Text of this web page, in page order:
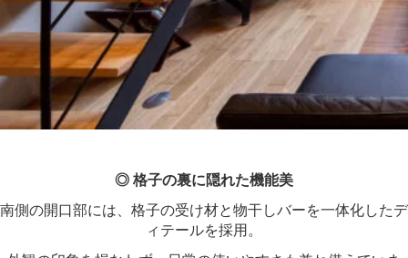
◎ 格子の裏に隠れた機能美
南側の開口部には、格子の受け材と物干しバーを一体化したデ
ィテールを採用。